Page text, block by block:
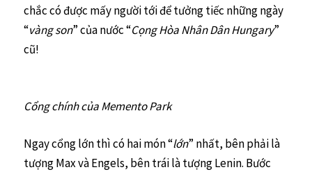
chắc có được mấy người tới để tưởng tiếc những ngày
“vàng son” của nước “Cọng Hòa Nhân Dân Hungary”
cũ!
Cổng chính của Memento Park
Ngay cổng lớn thì có hai món “lớn” nhất, bên phải là
tượng Max và Engels, bên trái là tượng Lenin. Bước